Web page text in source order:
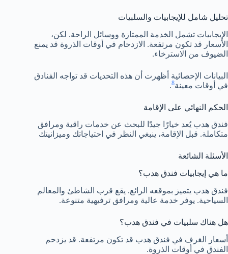
تحليل شامل للإيجابيات والسلبيات
الإيجابيات تشمل الخدمة الممتازة ووسائل الراحة. لكن،
الأسعار قد تكون مرتفعة. الازدحام في أوقات الذروة قد يمنع
الضيوف من الاسترخاء.
البيانات الإحصائية أظهرت أن هذه التحديات قد تواجه الفنادق
في أوقات معينة8
.
الحكم النهائي على الإقامة
فندق هدب يُعد خيارًا جيدًا للبحث عن خدمات راقية ومرافق
متكاملة. قبل الإقامة، ينبغي النظر في احتياجاتك وميزانيتك
الأسئلة الشائعة
ما هي إيجابيات فندق هدب؟
فندق هدب يتميز بموقعه الرائع. يقع قرب الشاطئ والمعالم
السياحية. يوفر خدمة عالية ومرافق ترفيهية متنوعة.
هل هناك سلبيات في فندق هدب؟
أسعار الغرف في فندق هدب قد تكون مرتفعة. قد يزدحم
الفندق في أوقات الذروة.